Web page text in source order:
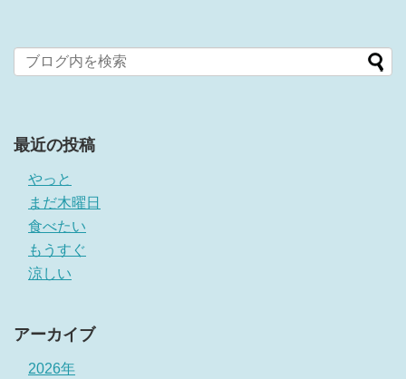
最近の投稿
やっと
まだ木曜日
食べたい
もうすぐ
涼しい
アーカイブ
2026年